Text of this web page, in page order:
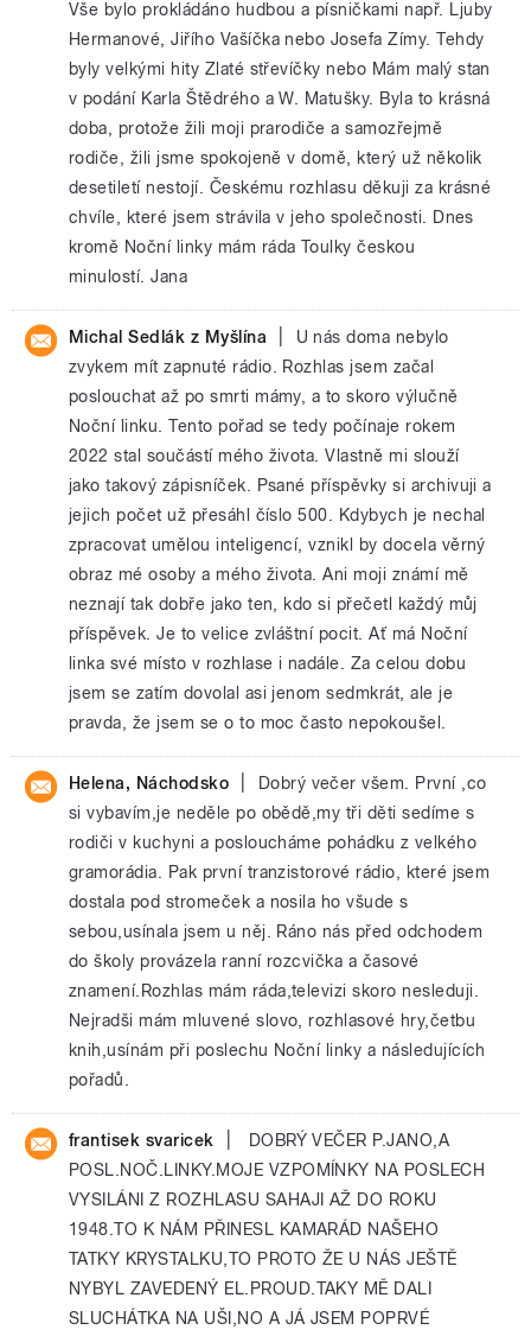
Vše bylo prokládáno hudbou a písničkami např. Ljuby
Hermanové, Jiřího Vašíčka nebo Josefa Zímy. Tehdy
byly velkými hity Zlaté střevíčky nebo Mám malý stan
v podání Karla Štědrého a W. Matušky. Byla to krásná
doba, protože žili moji prarodiče a samozřejmě
rodiče, žili jsme spokojeně v domě, který už několik
desetiletí nestojí. Českému rozhlasu děkuji za krásné
chvíle, které jsem strávila v jeho společnosti. Dnes
kromě Noční linky mám ráda Toulky českou
minulostí. Jana
Michal Sedlák z Myšlína
U nás doma nebylo
zvykem mít zapnuté rádio. Rozhlas jsem začal
poslouchat až po smrti mámy, a to skoro výlučně
Noční linku. Tento pořad se tedy počínaje rokem
2022 stal součástí mého života. Vlastně mi slouží
jako takový zápisníček. Psané příspěvky si archivuji a
jejich počet už přesáhl číslo 500. Kdybych je nechal
zpracovat umělou inteligencí, vznikl by docela věrný
obraz mé osoby a mého života. Ani moji známí mě
neznají tak dobře jako ten, kdo si přečetl každý můj
příspěvek. Je to velice zvláštní pocit. Ať má Noční
linka své místo v rozhlase i nadále. Za celou dobu
jsem se zatím dovolal asi jenom sedmkrát, ale je
pravda, že jsem se o to moc často nepokoušel.
Helena, Náchodsko
Dobrý večer všem. První ,co
si vybavím,je neděle po obědě,my tři děti sedíme s
rodiči v kuchyni a posloucháme pohádku z velkého
gramorádia. Pak první tranzistorové rádio, které jsem
dostala pod stromeček a nosila ho všude s
sebou,usínala jsem u něj. Ráno nás před odchodem
do školy provázela ranní rozcvička a časové
znamení.Rozhlas mám ráda,televizi skoro nesleduji.
Nejradši mám mluvené slovo, rozhlasové hry,četbu
knih,usínám při poslechu Noční linky a následujících
pořadů.
frantisek svaricek
DOBRÝ VEČER P.JANO,A
POSL.NOČ.LINKY.MOJE VZPOMÍNKY NA POSLECH
VYSILÁNI Z ROZHLASU SAHAJI AŽ DO ROKU
1948.TO K NÁM PŘINESL KAMARÁD NAŠEHO
TATKY KRYSTALKU,TO PROTO ŽE U NÁS JEŠTĚ
NYBYL ZAVEDENÝ EL.PROUD.TAKY MĚ DALI
SLUCHÁTKA NA UŠI,NO A JÁ JSEM POPRVÉ